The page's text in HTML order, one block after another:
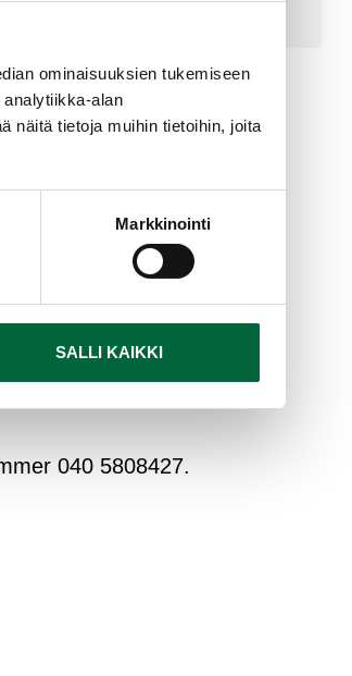
ominaisuuksien tukemiseen
alan
näitä tietoja muihin tietoihin, joita
Markkinointi
SALLI KAIKKI
040 5808427.